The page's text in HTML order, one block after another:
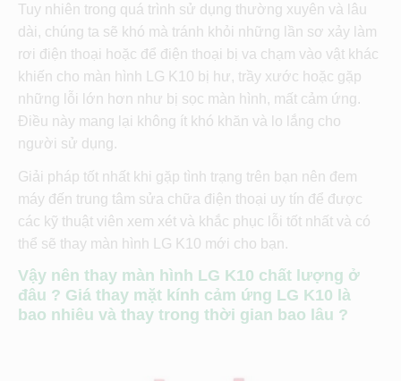
Tuy nhiên trong quá trình sử dụng thường xuyên và lâu
dài, chúng ta sẽ khó mà tránh khỏi những lần sơ xảy làm
rơi điện thoại hoặc để điện thoại bị va chạm vào vật khác
khiến cho màn hình LG K10 bị hư, trầy xước hoặc gặp
những lỗi lớn hơn như bị sọc màn hình, mất cảm ứng.
Điều này mang lại không ít khó khăn và lo lắng cho
người sử dụng.
Giải pháp tốt nhất khi gặp tình trạng trên bạn nên đem
máy đến trung tâm sửa chữa điện thoại uy tín để được
các kỹ thuật viên xem xét và khắc phục lỗi tốt nhất và có
thể sẽ thay màn hình LG K10 mới cho bạn.
Vậy nên thay màn hình LG K10 chất lượng ở
đâu ? Giá thay mặt kính cảm ứng LG K10 là
bao nhiêu và thay trong thời gian bao lâu ?